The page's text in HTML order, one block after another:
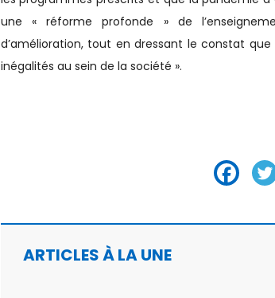
une « réforme profonde » de
d’amélioration, tout en dressant le constat
inégalités au sein de la société ».
ARTICLES À LA UNE